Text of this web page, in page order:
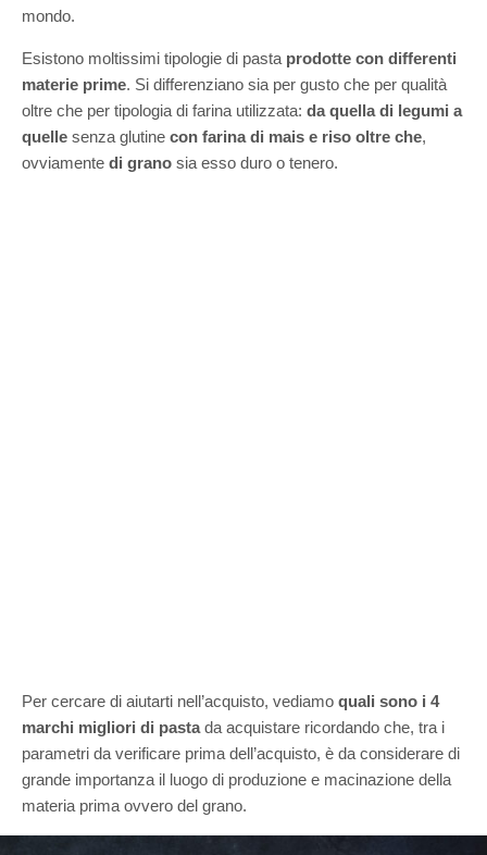
mondo.
Esistono moltissimi tipologie di pasta prodotte con differenti
materie prime. Si differenziano sia per gusto che per qualità
oltre che per tipologia di farina utilizzata: da quella di legumi a
quelle senza glutine con farina di mais e riso oltre che,
ovviamente di grano sia esso duro o tenero.
Per cercare di aiutarti nell’acquisto, vediamo quali sono i 4
marchi migliori di pastada acquistare ricordando che, tra i
parametri da verificare prima dell’acquisto, è da considerare di
grande importanza il luogo di produzione e macinazione della
materia prima ovvero del grano.